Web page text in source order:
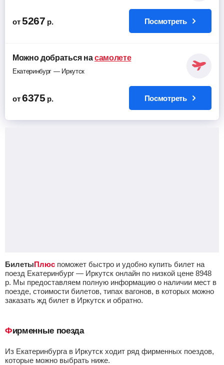
от5267 р. Посмотреть
Можно добраться насамолете
Екатеринбург — Иркутск
от6375 р. Посмотреть
БилетыПлюс поможет быстро и удобно купить билет на
поезд Екатеринбург — Иркутск онлайн по низкой цене 8948
р. Мы предоставляем полную информацию о наличии мест в
поезде, стоимости билетов, типах вагонов, в которых можно
заказать жд билет в Иркутск и обратно.
Фирменные поезда
из Екатеринбурга в Иркутск ходит ряд фирменных поездов,
которые можно выбрать ниже.